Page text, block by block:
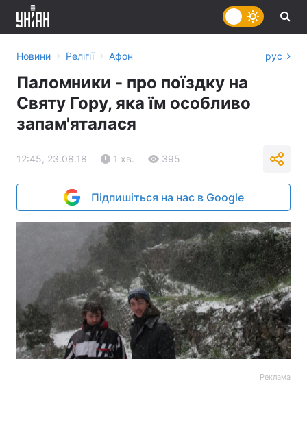
Новини › Релігії › Афон рус
Паломники - про поїздку на
Святу Гору, яка їм особливо
запам'яталася
12:45, 23.08.18 1 хв. 395
Підпишіться на нас в Google
Реклама